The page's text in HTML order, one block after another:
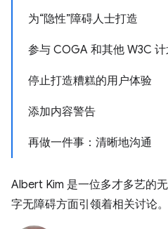
为“隐性”障碍人士打造
参与 COGA 和其他 W3C 计
停止打造糟糕的用户体验
添加内容警告
再做一件事：清晰地沟通
Albert Kim 是一位多才多艺的
字无障碍方面引领着相关讨论。